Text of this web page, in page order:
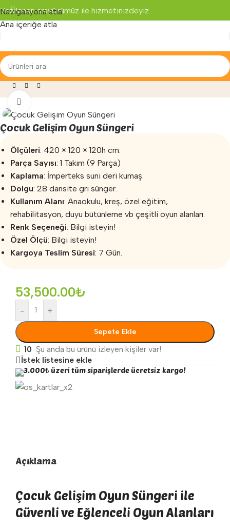
Navigasyona atla
Ana içeriğe atla
Yenilenen arayüzümüz ile hizmetinizdeyiz...
»Sünger Oyun Grupları
Çocuk Gelişim Oyun Süngeri
Ölçüleri: 420 × 120 × 120h cm.
Parça Sayısı: 1 Takım (9 Parça)
Kaplama: İmperteks suni deri kumaş.
Dolgu: 28 dansite gri sünger.
Kullanım Alanı: Anaokulu, kreş, özel eğitim,
rehabilitasyon, duyu bütünleme vb çeşitli oyun alanları.
Renk Seçeneği: Bilgi isteyin!
Özel Ölçü: Bilgi isteyin!
Kargoya Teslim Süresi: 7 Gün.
53,500.00₺
- +
Sepete Ekle
10 Şu anda bu ürünü izleyen kişiler var!
İstek listesine ekle
3.000₺ üzeri tüm siparişlerde ücretsiz kargo!
Açıklama
Çocuk Gelişim Oyun Süngeri ile
Güvenli ve Eğlenceli Oyun Alanları